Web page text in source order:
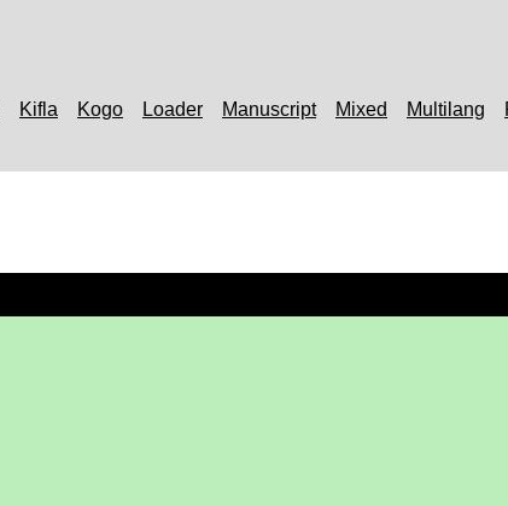
Kifla Kogo Loader Manuscript Mixed Multilang